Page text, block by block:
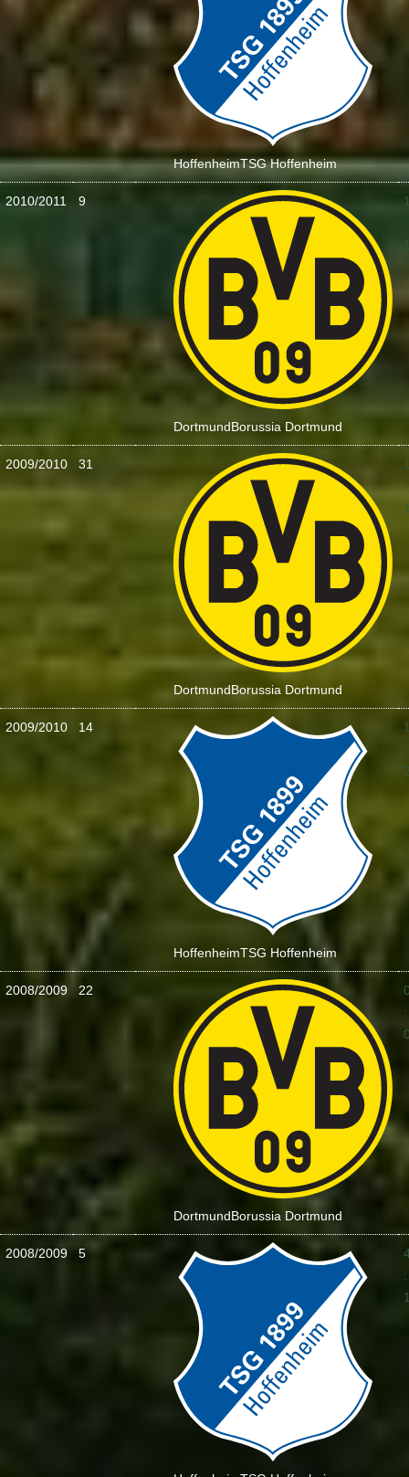
HoffenheimTSG Hoffenheim
2010/2011 9
DortmundBorussia Dortmund
2009/2010 31
DortmundBorussia Dortmund
:
2009/2010 14
HoffenheimTSG Hoffenheim
:
2008/2009 22
DortmundBorussia Dortmund
:
2008/2009 5
: